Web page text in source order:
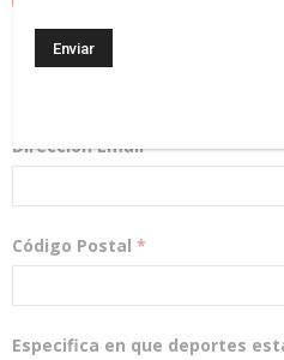
¡Regístrate! Te mantendremos
Dirección Email*
Código Postal *
Especifica en que deportes